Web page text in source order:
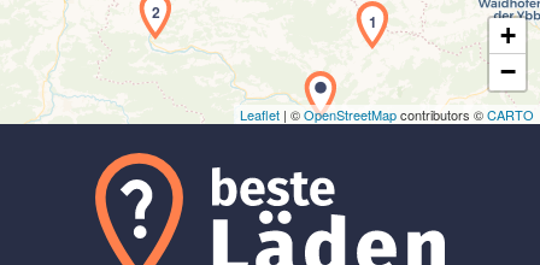
1
2
+
−
Leaflet | ©OpenStreetMapcontributors ©CARTO